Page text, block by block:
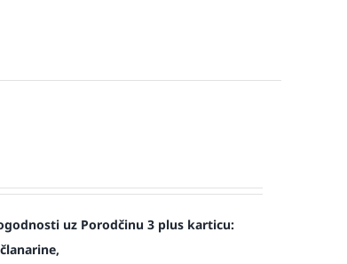
uz Porodčinu 3 plus karticu: